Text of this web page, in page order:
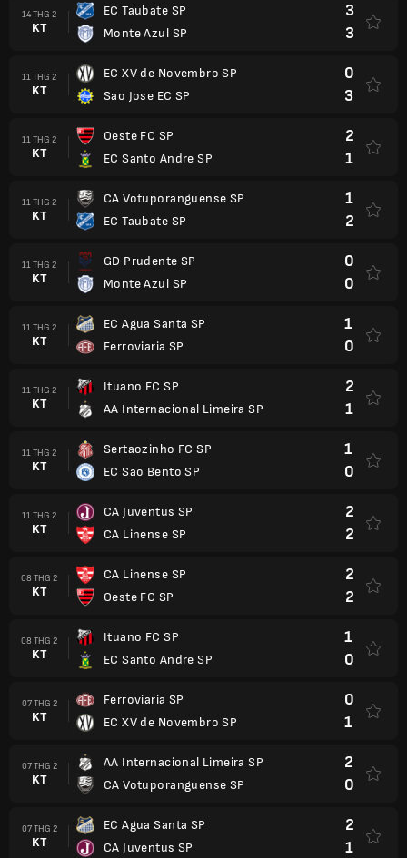
14 THG 2
KT
EC Taubate SP
Monte Azul SP
3
3
11 THG 2
KT
EC XV de Novembro SP
Sao Jose EC SP
0
3
11 THG 2
KT
Oeste FC SP
EC Santo Andre SP
2
1
11 THG 2
KT
CA Votuporanguense SP
EC Taubate SP
1
2
11 THG 2
KT
GD Prudente SP
Monte Azul SP
0
0
11 THG 2
KT
EC Agua Santa SP
Ferroviaria SP
1
0
11 THG 2
KT
Ituano FC SP
AA Internacional Limeira SP
2
1
11 THG 2
KT
Sertaozinho FC SP
EC Sao Bento SP
1
0
11 THG 2
KT
CA Juventus SP
CA Linense SP
2
2
08 THG 2
KT
CA Linense SP
Oeste FC SP
2
2
08 THG 2
KT
Ituano FC SP
EC Santo Andre SP
1
0
07 THG 2
KT
Ferroviaria SP
EC XV de Novembro SP
0
1
07 THG 2
KT
AA Internacional Limeira SP
CA Votuporanguense SP
2
0
07 THG 2
KT
EC Agua Santa SP
CA Juventus SP
2
1